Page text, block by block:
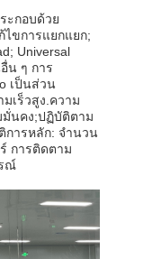
ะกอบด้วย
ขการแยกแยก;
Universal
น ๆ การ
เป็นส่วน
เร็วสูง.ความ
นคง;ปฏิบัติตาม
การหลัก: จํานวน
การติดตาม
ณ์